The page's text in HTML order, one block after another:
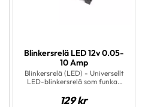
Blinkersrelä LED 12v 0.05-
10 Amp
Blinkersrelä (LED) - Universellt
LED-blinkersrelä som funkar
originalet
129kr